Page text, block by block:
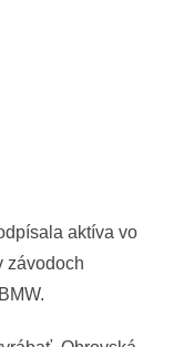
aktíva vo
závodoch